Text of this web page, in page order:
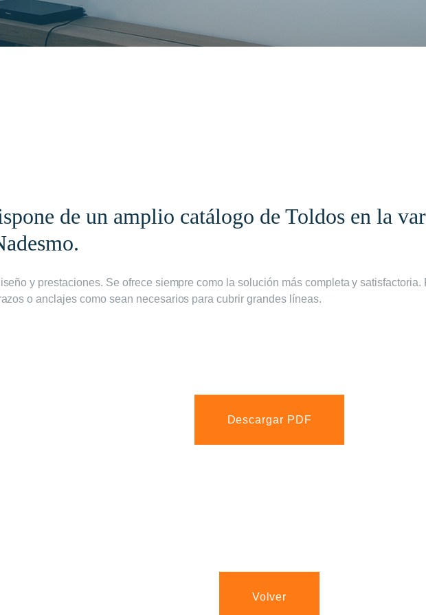
de un amplio catálogo de Toldos en la
y prestaciones. Se ofrece siempre como la solución más completa y
o anclajes como sean necesarios para cubrir grandes líneas.
Descargar PDF
Volver